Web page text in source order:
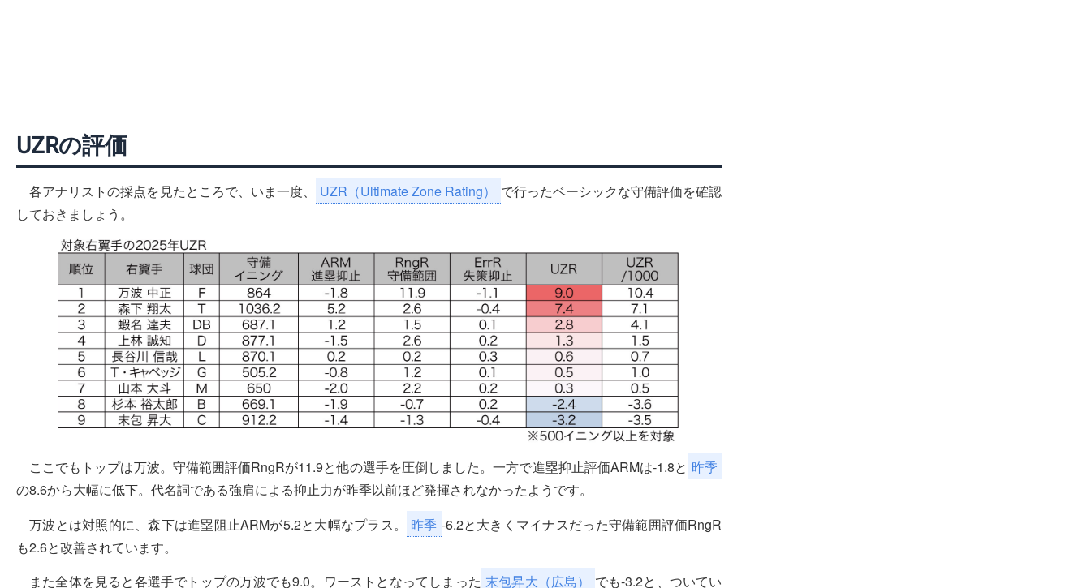
UZRの評価
各アナリストの採点を見たところで、いま一度、 UZR（Ultimate Zone Rating）
で行ったベーシックな守備評価を確認
しておきましょう。
ここでもトップは万波。守備範囲評価RngRが11.9と他の選手を圧倒しました。一方で進塁抑止評価ARMは-1.8と 昨季
の8.6から大幅に低下。代名詞である強肩による抑止力が昨季以前ほど発揮されなかったようです。
万波とは対照的に、森下は進塁阻止ARMが5.2と大幅なプラス。
昨季 -6.2と大きくマイナスだった守備範囲評価RngR
も2.6と改善されています。
また全体を見ると各選手でトップの万波でも9.0。ワーストとなってしまった 末包昇大（広島） でも-3.2と、ついてい